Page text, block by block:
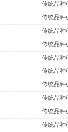
传统品种
传统品种
传统品种
传统品种
传统品种
传统品种
传统品种
传统品种
传统品种
传统品种